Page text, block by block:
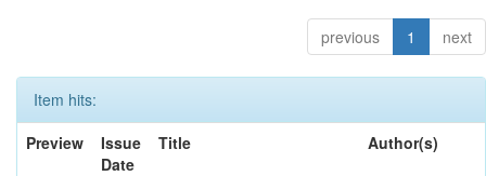
previous 1 next
Item hits:
Preview
Issue
Date
Title Author(s)